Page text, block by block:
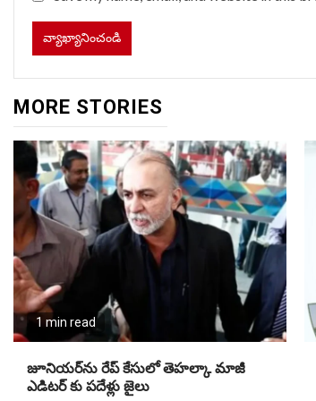
MORE STORIES
1 min read
జూనియ‌ర్‌ను రేప్ కేసులో తెహ‌ల్కా మాజీ
ఎడిట‌ర్ కు పదేళ్లు జైలు